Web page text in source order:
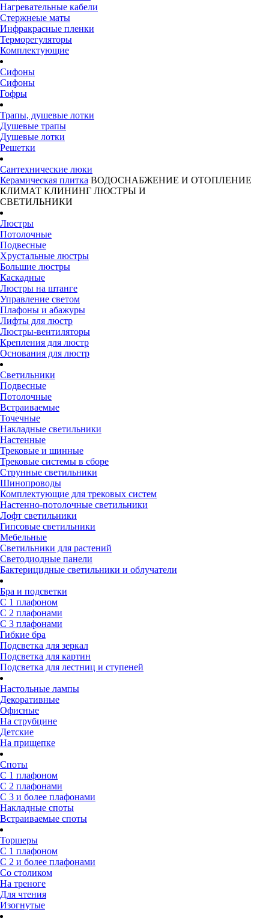
Нагревательные кабели
Стержнеые маты
Инфракрасные пленки
Терморегуляторы
Комплектующие
Сифоны
Сифоны
Гофры
Трапы, душевые лотки
Душевые трапы
Душевые лотки
Решетки
Сантехнические люки
Керамическая плитка ВОДОСНАБЖЕНИЕ И ОТОПЛЕНИЕ
КЛИМАТ КЛИНИНГ ЛЮСТРЫ И
СВЕТИЛЬНИКИ
Люстры
Потолочные
Подвесные
Хрустальные люстры
Большие люстры
Каскадные
Люстры на штанге
Управление светом
Плафоны и абажуры
Лифты для люстр
Люстры-вентиляторы
Крепления для люстр
Основания для люстр
Светильники
Подвесные
Потолочные
Встраиваемые
Точечные
Накладные светильники
Настенные
Трековые и шинные
Трековые системы в сборе
Струнные светильники
Шинопроводы
Комплектующие для трековых систем
Настенно-потолочные светильники
Лофт светильники
Гипсовые светильники
Мебельные
Светильники для растений
Светодиодные панели
Бактерицидные светильники и облучатели
Бра и подсветки
С 1 плафоном
С 2 плафонами
С 3 плафонами
Гибкие бра
Подсветка для зеркал
Подсветка для картин
Подсветка для лестниц и ступеней
Настольные лампы
Декоративные
Офисные
На струбцине
Детские
На прищепке
Споты
С 1 плафоном
С 2 плафонами
С 3 и более плафонами
Накладные споты
Встраиваемые споты
Торшеры
С 1 плафоном
С 2 и более плафонами
Со столиком
На треноге
Для чтения
Изогнутые